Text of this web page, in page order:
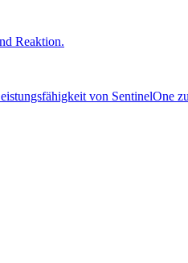
Reaktion.
von SentinelOne